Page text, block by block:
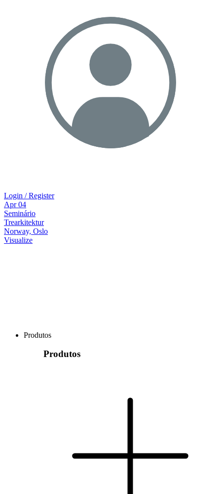
Login / Register
Apr 04
Seminário
Trearkitektur
Norway, Oslo
Visualize
Produtos
Produtos